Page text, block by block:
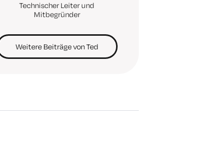
Technischer Leiter und
Mitbegründer
Weitere Beiträge von Ted